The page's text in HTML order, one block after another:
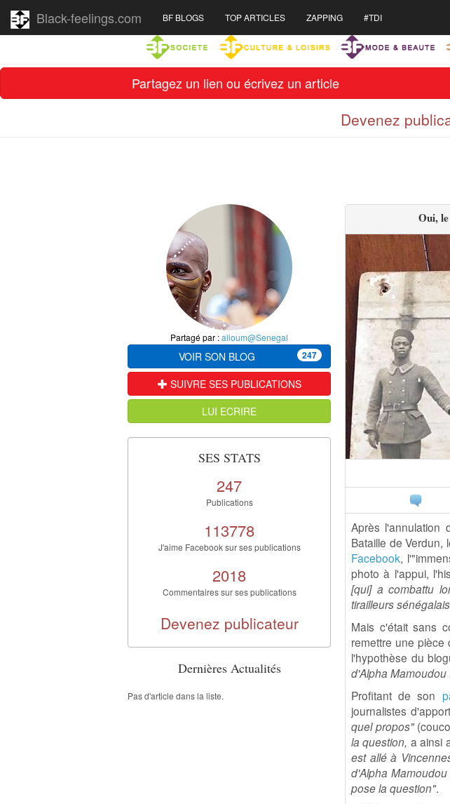
Partagez un lien ou écrivez un article
Black-feelings.com BF BLOGS TOP ARTICLES ZAPPING #TDI
Devenez
Oui,
Après l'annulation
Bataille de
Facebook,
photo à l'appui,
[qui] a combattu
tirailleurs
Mais c'était sans
remettre une pièce
l'hypothèse du
d'Alpha
Profitant de son
journalistes
quel propos"
la question, a ainsi
est allé à
d'Alpha
pose la question".
Partagé par :alioum@Senegal
VOIR SON BLOG 247
SUIVRE SES PUBLICATIONS
LUI ECRIRE
SES STATS
247
Publications
113778
J'aime Facebook sur ses publications
2018
Commentaires sur ses publications
Devenez publicateur
Dernières Actualités
Pas d'article dans la liste.